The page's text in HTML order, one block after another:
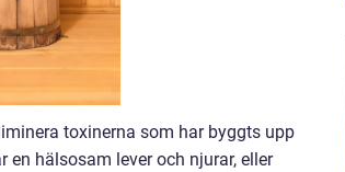
toxinerna som har byggts upp
hälsosam lever och njurar, eller